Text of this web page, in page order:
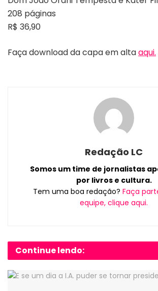
208 páginas
R$ 36,90
Faça download da capa em altaaqui.
Redação LC
Somos um time de jornalistas
por livros e cultura.
Tem uma boa redação? Faça
equipe, clique aqui.
Continue lendo: